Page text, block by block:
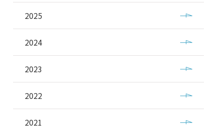
2025
2024
2023
2022
2021